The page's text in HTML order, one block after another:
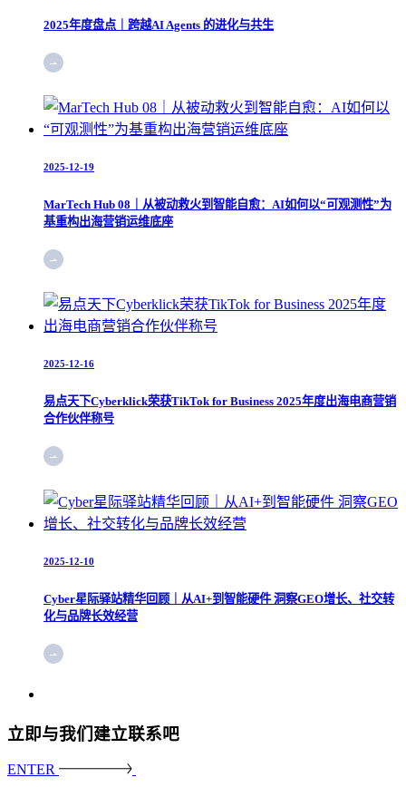
2025年度盘点｜跨越AI Agents 的进化与共生
2025-12-19
MarTech Hub 08｜从被动救火到智能自愈：AI如何以“可观测性”为
基重构出海营销运维底座
2025-12-16
易点天下Cyberklick荣获TikTok for Business 2025年度出海电商营销
合作伙伴称号
2025-12-10
Cyber星际驿站精华回顾｜从AI+到智能硬件 洞察GEO增长、社交转
化与品牌长效经营
立即与我们建立联系吧
ENTER